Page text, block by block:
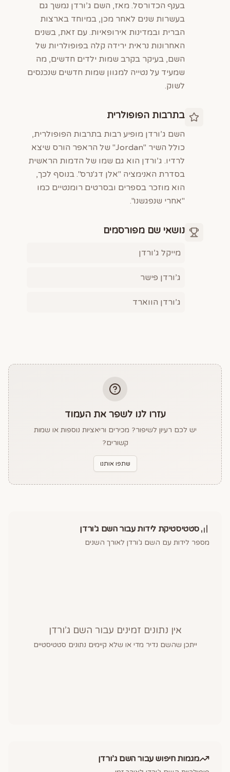
בענף הכדורסל. מאז, השם ג’ורדן נמשך גם
בעשרות שנים לאחר מכן, במיוחד בארצות
הברית ובמדינות אירופאיות. עם זאת, בשנים
האחרונות נראית ירידה קלה בפופולריות של
השם, בעיקר בקרב שמות ילדים חדשים, מה
שמעיד על נטייה למגוון שמות חדשים שנכנסים
לשוק.
בתרבות הפופולרית
השם ג’ורדן מופיע רבות בתרבות הפופולרית,
כולל השיר "Jordan" של הראפר הורס שיצא
לרדיו. ג’ורדן הוא גם שמו של הדמות הראשית
בסדרת האנימציה "אלן דג'נרס". בנוסף לכך,
הוא מוזכר בספרים ובסרטים רומנטיים כמו
"אחרי שנפגשנו".
נושאי שם מפורסמים
מייקל ג’ורדן
ג’ורדן פישר
ג’ורדן הווארד
עזרו לנו לשפר את העמוד
יש לכם רעיון לשיפור? מכירים וריאציות נוספות או שמות
קשורים?
שתפו אותנו
סטטיסטיקת לידות עבור השם ג’ורדן
מספר לידות עם השם ג’ורדן לאורך השנים
אין נתונים זמינים עבור השם ג’ורדן
ייתכן שהשם נדיר מדי או שלא קיימים נתונים סטטיסטיים
מגמות חיפוש עבור השם ג’ורדן